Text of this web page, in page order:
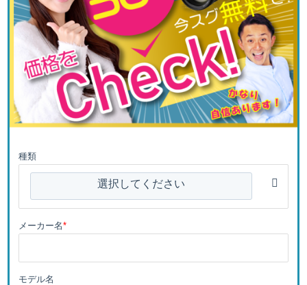
種類
選択してください
メーカー名*
モデル名